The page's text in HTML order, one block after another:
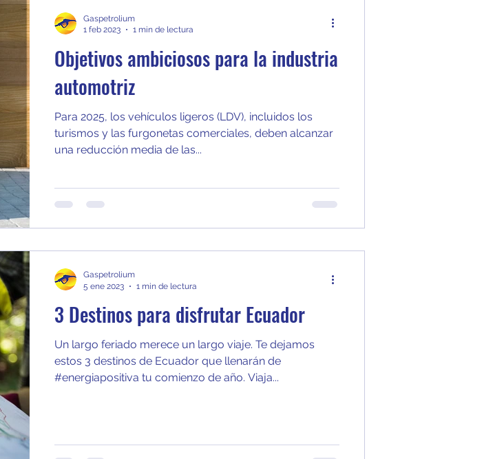
Objetivos ambiciosos para la industria
automotriz
Para 2025, los vehículos ligeros (LDV), incluidos los
turismos y las furgonetas comerciales, deben alcanzar
una reducción media de las...
Gaspetrolium
1 feb 2023
1 min de lectura
3 Destinos para disfrutar Ecuador
Un largo feriado merece un largo viaje. Te dejamos
estos 3 destinos de Ecuador que llenarán de
#energiapositiva tu comienzo de año. Viaja...
Gaspetrolium
5 ene 2023
1 min de lectura